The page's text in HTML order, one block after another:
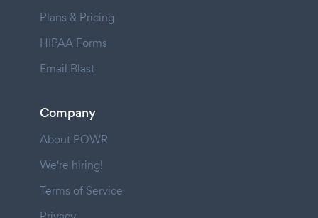
Plans & Pricing
HIPAA Forms
Email Blast
Company
About POWR
We're hiring!
Terms of Service